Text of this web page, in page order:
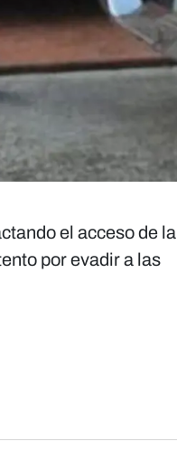
el acceso de la
por evadir a las